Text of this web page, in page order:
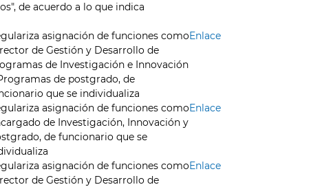
de acuerdo a lo que indica
asignación de funciones como
de Gestión y Desarrollo de
de Investigación e Innovación
de postgrado, de
que se individualiza
Enlace
asignación de funciones como
de Investigación, Innovación y
de funcionario que se
Enlace
asignación de funciones como
de Gestión y Desarrollo de
Enlace